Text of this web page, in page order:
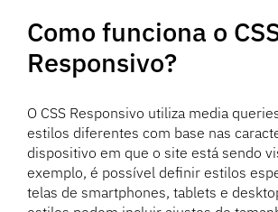
Como funciona o
Responsivo?
O CSS Responsivo utiliza media
estilos diferentes com base nas
dispositivo em que o site está sendo
exemplo, é possível definir estilos
telas de smartphones, tablets e